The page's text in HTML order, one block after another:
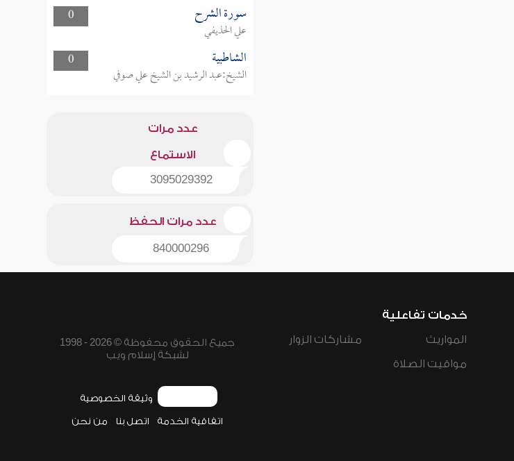
0
سورة الشرح
علي الحذيفي
0
الشاطبية
الشيخ:عبد الرشيد بن الشيخ علي صوفي
عدد مرات
الاستماع
3095029392
عدد مرات الحفظ
840000296
خدمات تفاعلية
المواريث
مواقيت الصلاة
مشاركات الزوار
جميع الحقوق محفوظة © 2026 - 1998
لشبكة إسلام ويب
وثيقة الخصوصية
اتفاقية الخدمة اتصل بنا من نحن